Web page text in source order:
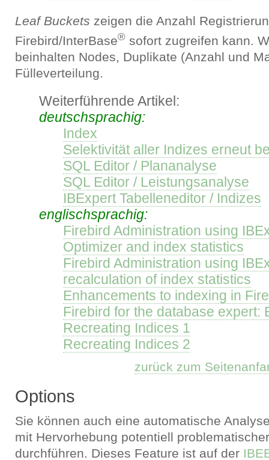
Leaf Buckets zeigen die Anzahl
Firebird/InterBase®sofort zugreifen kann.
beinhalten Nodes, Duplikate (Anzahl und
Fülleverteilung.
Weiterführende Artikel:
deutschsprachig:
Index
Selektivität aller Indizes erneut
SQL Editor / Plananalyse
SQL Editor / Leistungsanalyse
IBExpert Tabelleneditor / Indizes
englischsprachig:
Firebird Administration using
Optimizer and index statistics
Firebird Administration using
recalculation of index statistics
Enhancements to indexing in
Firebird for the database expert:
Recreating Indices 1
Recreating Indices 2
zurück zum
Options
Sie können auch eine automatische
mit Hervorhebung potentiell
durchführen. Dieses Feature ist auf der